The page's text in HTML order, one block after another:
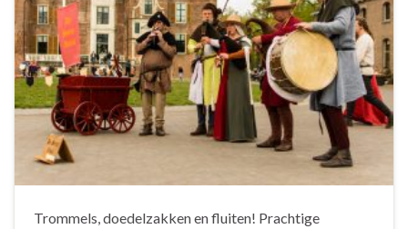
Trommels, doedelzakken en fluiten! Prachtige